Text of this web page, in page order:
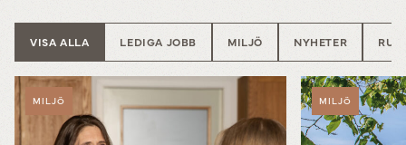
VISA ALLA LEDIGA JOBB MILJÖ NYHETER
MILJÖ MILJÖ